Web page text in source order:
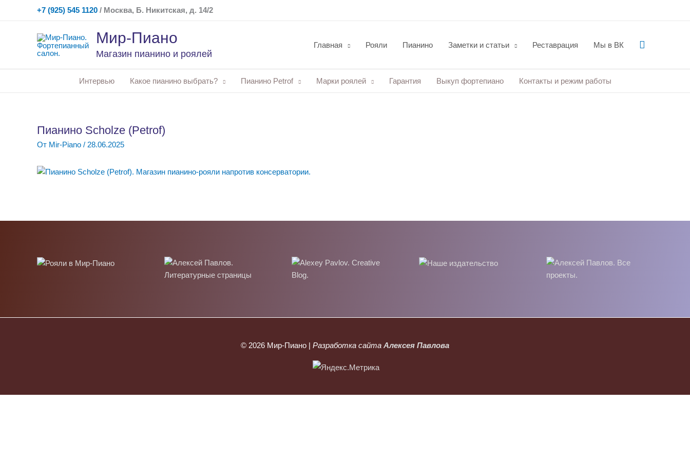
+7 (925) 545 1120 / Москва, Б. Никитская, д. 14/2
Мир-Пиано
Магазин пианино и роялей
Главная Рояли Пианино Заметки и статьи Реставрация Мы в ВК Поиск
Интервью Какое пианино выбрать? Пианино Petrof Марки роялей Гарантия Выкуп фортепиано Контакты и режим работы
Пианино Scholze (Petrof)
От Mir-Piano / 28.06.2025
© 2026 Мир-Пиано | Разработка сайта Алексея Павлова